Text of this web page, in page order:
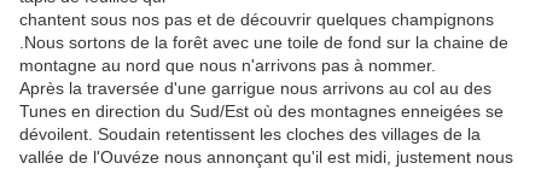
chantent sous nos pas et de découvrir quelques champignons
.Nous sortons de la forêt avec une toile de fond sur la chaine de
montagne au nord que nous n'arrivons pas à nommer.
Après la traversée d'une garrigue nous arrivons au col au des
Tunes en direction du Sud/Est où des montagnes enneigées se
dévoilent. Soudain retentissent les cloches des villages de la
vallée de l'Ouvéze nous annonçant qu'il est midi, justement nous